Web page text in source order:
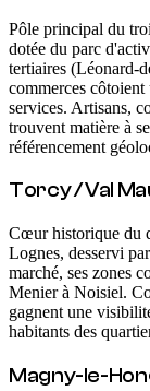
Pôle principal du
dotée du parc
tertiaires (Léonard-
commerces
services. Artisans,
trouvent matière à
référencement
Torcy / Val
Cœur historique du
Lognes, desservi
marché, ses zones
Menier à Noisiel.
gagnent une
habitants des
Magny-le-